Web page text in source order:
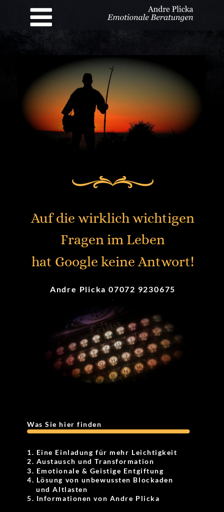
Was Sie hier finden
1. Eine Einladung für mehr Leichtigkeit
2. Austausch und Transformation
3. Emotionale & Geistige Entgiftung
4. Lösung von unbewussten Blockaden
    und Altlasten
5. Informationen von Andre Plicka
Auf die wirklich wichtigen
Fragen im Leben
hat Google keine Antwort!
Andre Plicka 07072 9230675
.